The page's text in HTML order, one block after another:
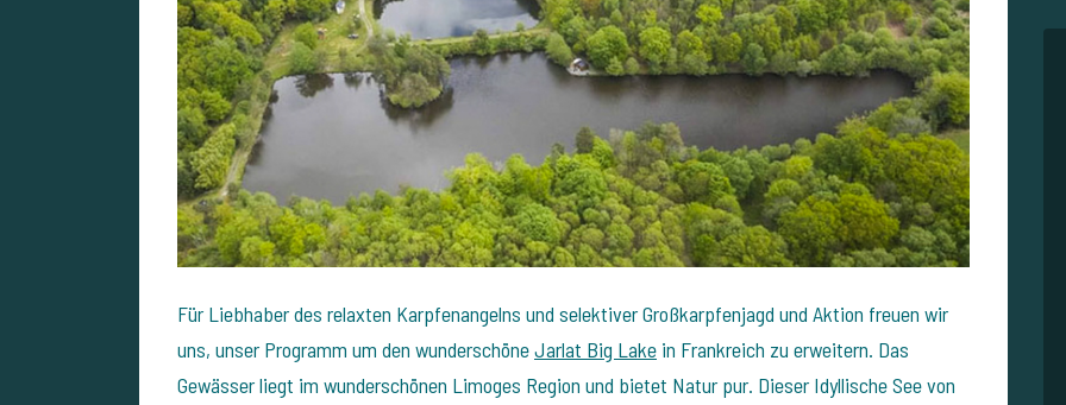
Für Liebhaber des relaxten Karpfenangelns und selektiver Großkarpfenjagd und Aktion freuen wir
uns, unser Programm um den wunderschöneJarlat Big Lake in Frankreich zu erweitern. Das
Gewässer liegt im wunderschönen Limoges Region und bietet Natur pur. Dieser Idyllische See von